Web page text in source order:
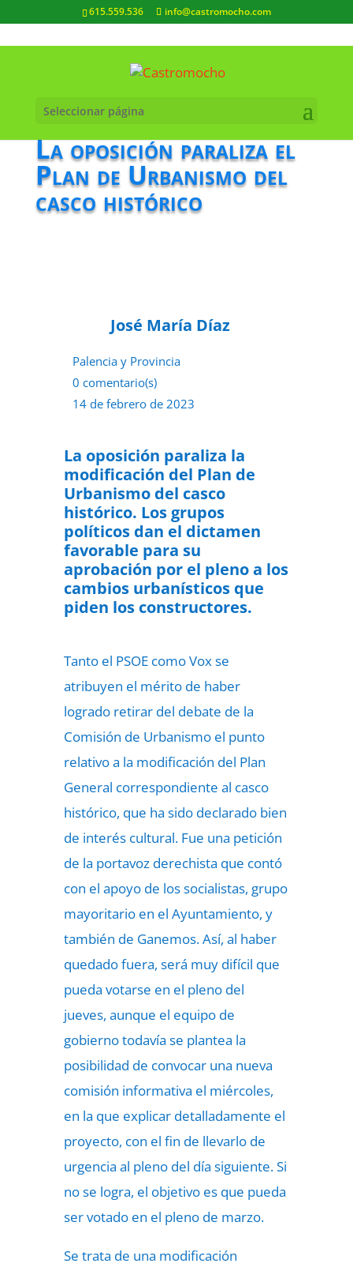
615.559.536 info@castromocho.com
Seleccionar página
La oposición paraliza el
Plan de Urbanismo del
casco histórico
José María Díaz
Palencia y Provincia
0 comentario(s)
14 de febrero de 2023
La oposición paraliza la
modificación del Plan de
Urbanismo del casco
histórico. Los grupos
políticos dan el dictamen
favorable para su
aprobación por el pleno a los
cambios urbanísticos que
piden los constructores.
Tanto el PSOE como Vox se
atribuyen el mérito de haber
logrado retirar del debate de la
Comisión de Urbanismo el punto
relativo a la modificación del Plan
General correspondiente al casco
histórico, que ha sido declarado bien
de interés cultural. Fue una petición
de la portavoz derechista que contó
con el apoyo de los socialistas, grupo
mayoritario en el Ayuntamiento, y
también de Ganemos. Así, al haber
quedado fuera, será muy difícil que
pueda votarse en el pleno del
jueves, aunque el equipo de
gobierno todavía se plantea la
posibilidad de convocar una nueva
comisión informativa el miércoles,
en la que explicar detalladamente el
proyecto, con el fin de llevarlo de
urgencia al pleno del día siguiente. Si
no se logra, el objetivo es que pueda
ser votado en el pleno de marzo.
Se trata de una modificación